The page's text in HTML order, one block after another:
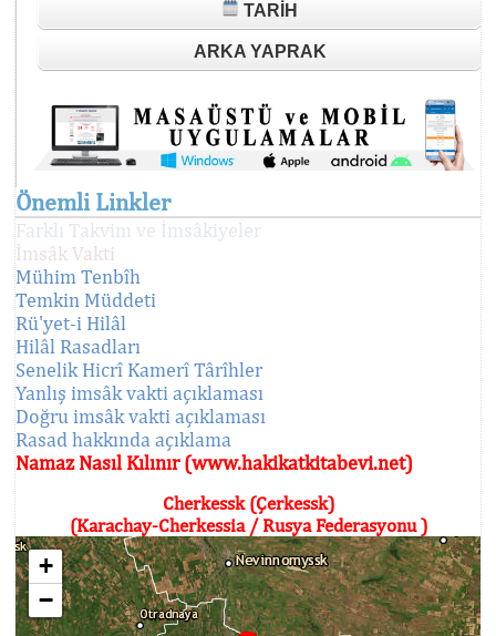
TARIH
ARKA YAPRAK
Önemli Linkler
Farklı Takvim ve İmsâkiyeler
İmsâk Vakti
Mühim Tenbîh
Temkin Müddeti
Rü'yet-i Hilâl
Hilâl Rasadları
Senelik Hicrî Kamerî Târîhler
Yanlış imsâk vakti açıklaması
Doğru imsâk vakti açıklaması
Rasad hakkında açıklama
Namaz Nasıl Kılınır (www.hakikatkitabevi.net)
Cherkessk (Çerkessk)
(Karachay-Cherkessia / Rusya Federasyonu )
+
−